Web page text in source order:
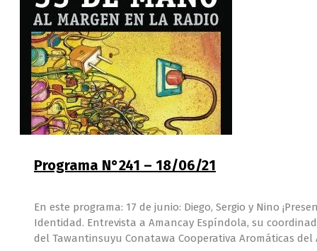
Programa N°241 – 18/06/21
En este programa: 17 de junio: Diego, Sergio y Nino
Identidad. Entrevista a Amancay Espíndola, su
del Tawantinsuyu Conatawa Cooperativa Aromáticas